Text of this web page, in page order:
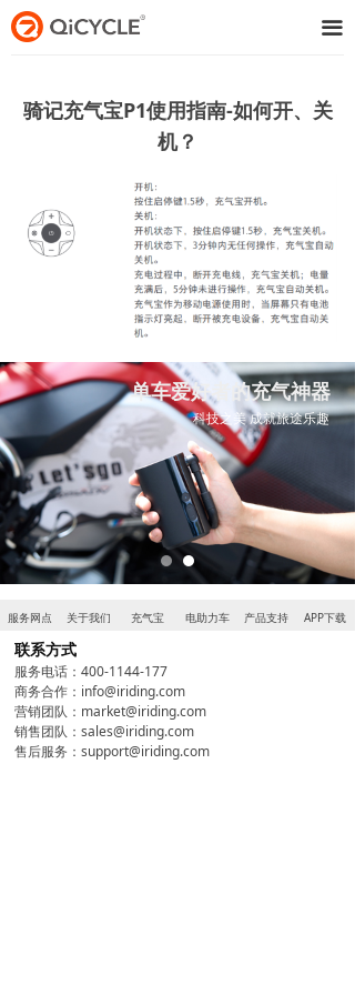
끀
骑记充气宝P1使用指南-如何开、关
机？
单车爱好者的充气神器
科技之美 成就旅途乐趣
服务网点 关于我们 充气宝 电助力车 产品支持 APP下载
联系方式
服务电话：400-1144-177
商务合作：info@iriding.com
营销团队：market@iriding.com
销售团队：sales@iriding.com
售后服务：support@iriding.com